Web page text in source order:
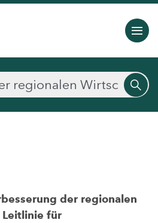
der regionalen
für